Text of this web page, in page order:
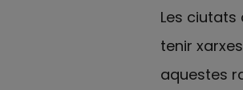
Les
tenir
aquestes